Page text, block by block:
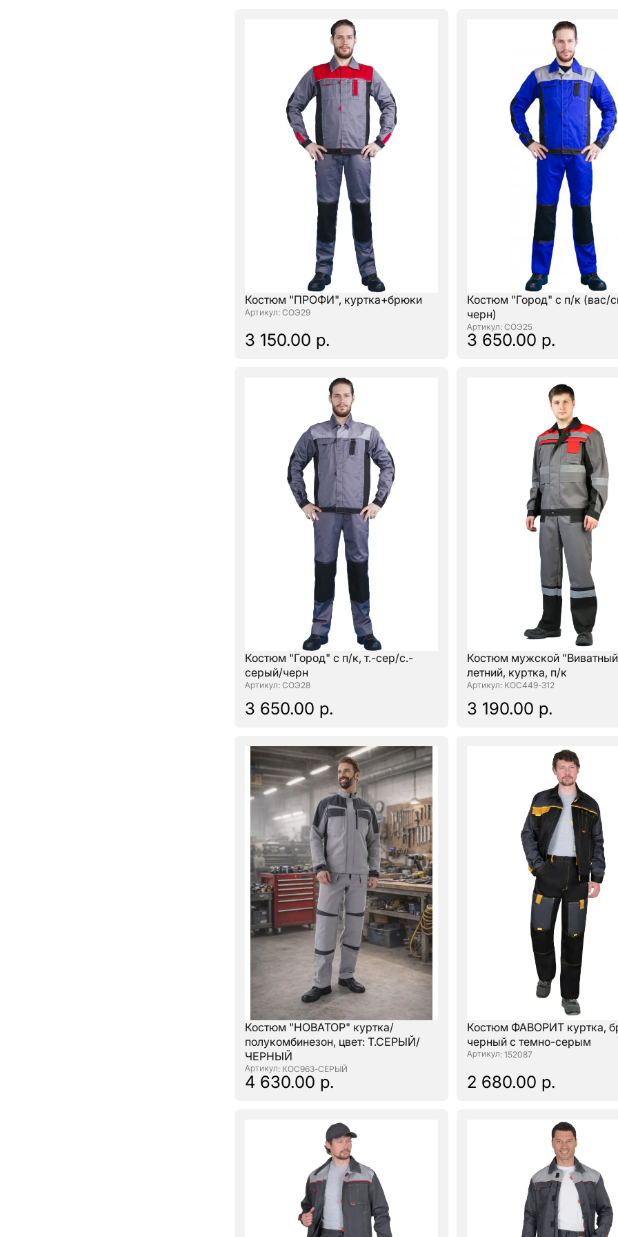
Костюм "ПРОФИ", куртка+брюки
: СОЭ29
3 150.00 р.
Костюм "Город" с п/к (вас/
черн)
: СОЭ25
3 650.00 р.
Костюм "Город" с п/к, т.-сер/с.-
серый/черн
: СОЭ28
3 650.00 р.
Костюм мужской
летний, куртка, п/к
: КОС449-312
3 190.00 р.
Костюм "НОВАТОР" куртка/
полукомбинезон, цвет: Т.СЕРЫЙ/
ЧЕРНЫЙ
: КОС963-СЕРЫЙ
4 630.00 р.
Костюм ФАВОРИТ куртка,
черный с темно-серым
: 152087
2 680.00 р.